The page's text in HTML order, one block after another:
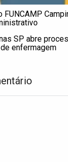
SP abre
enfermagem